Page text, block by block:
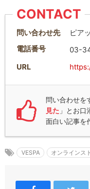
CONTACT
問い合わせ先
ピア
電話番号
03-
URL
問い合わせを
見た 」とお口
面白い記事を
VESPA オンラインス